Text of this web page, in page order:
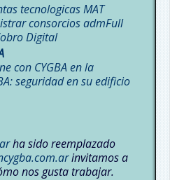
tecnologicas MAT
consorcios admFull
Digital
con CYGBA en la
seguridad en su edificio
ha sido reemplazado
invitamos a
nos gusta trabajar.